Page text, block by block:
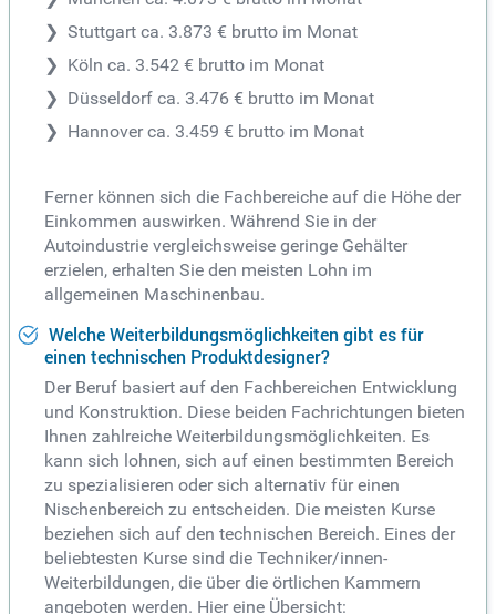
Stuttgart ca. 3.873 € brutto im Monat
Köln ca. 3.542 € brutto im Monat
Düsseldorf ca. 3.476 € brutto im Monat
Hannover ca. 3.459 € brutto im Monat
Ferner können sich die Fachbereiche auf die Höhe der
Einkommen auswirken. Während Sie in der
Autoindustrie vergleichsweise geringe Gehälter
erzielen, erhalten Sie den meisten Lohn im
allgemeinen Maschinenbau.
Welche Weiterbildungsmöglichkeiten gibt es für
einen technischen Produktdesigner?
Der Beruf basiert auf den Fachbereichen Entwicklung
und Konstruktion. Diese beiden Fachrichtungen bieten
Ihnen zahlreiche Weiterbildungsmöglichkeiten. Es
kann sich lohnen, sich auf einen bestimmten Bereich
zu spezialisieren oder sich alternativ für einen
Nischenbereich zu entscheiden. Die meisten Kurse
beziehen sich auf den technischen Bereich. Eines der
beliebtesten Kurse sind die Techniker/innen-
Weiterbildungen, die über die örtlichen Kammern
angeboten werden. Hier eine Übersicht: